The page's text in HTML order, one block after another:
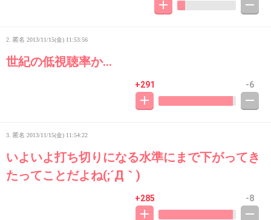
2. 匿名 2013/11/15(金) 11:53:56
世紀の低視聴率か…
+291 -6
3. 匿名 2013/11/15(金) 11:54:22
いよいよ打ち切りになる水準にまで下がってき
たってことだよね(;´Д｀)
+285 -8